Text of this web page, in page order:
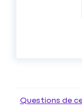
Questions de